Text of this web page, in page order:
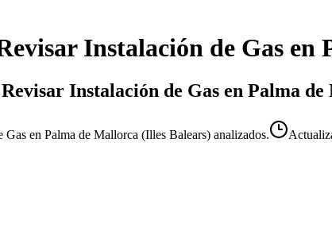
Instalación de Gas en
Instalación de Gas en Palma
en Palma de Mallorca (Illes Balears) analizados.